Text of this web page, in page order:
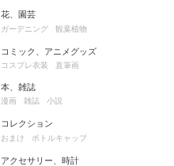
花、園芸
ガーデニング 観葉植物
コミック、アニメグッズ
コスプレ衣装 直筆画
本、雑誌
漫画 雑誌 小説
コレクション
おまけ ボトルキャップ
アクセサリー、時計